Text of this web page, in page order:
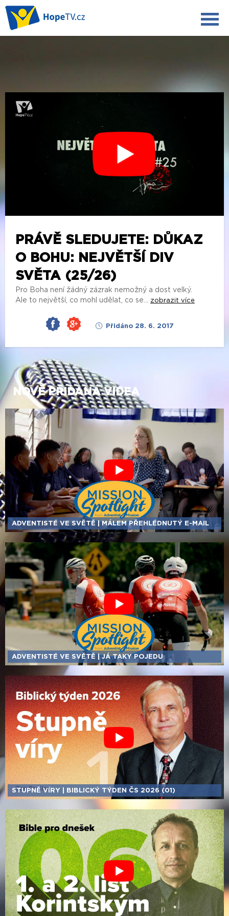
PRÁVĚ SLEDUJETE: DŮKAZ
O BOHU: NEJVĚTŠÍ DIV
SVĚTA (25/26)
Pro Boha není žádný zázrak nemožný a dost velký.
Ale to největší, co mohl udělat, co se...
zobrazit více
Přidáno 28. 6. 2017
NOVĚ PŘIDANÁ VIDEA
ADVENTISTÉ VE SVĚTĚ | MÁLEM PŘEHLÉDNUTÝ E-MAIL
ADVENTISTÉ VE SVĚTĚ | JÁ TAKY POJEDU
STUPNĚ VÍRY | BIBLICKÝ TÝDEN ČS 2026 (01)